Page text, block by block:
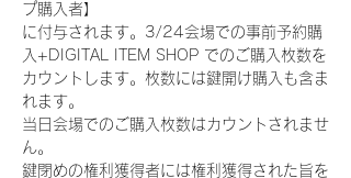
プ購入者】
に付与されます。3/24会場での事前予約購
入+DIGITAL ITEM SHOP でのご購入枚数を
カウントします。枚数には鍵開け購入も含ま
れます。
当日会場でのご購入枚数はカウントされませ
ん。
鍵閉めの権利獲得者には権利獲得された旨を